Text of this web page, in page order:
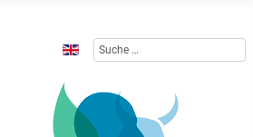
Sprache auswählen
Suchen